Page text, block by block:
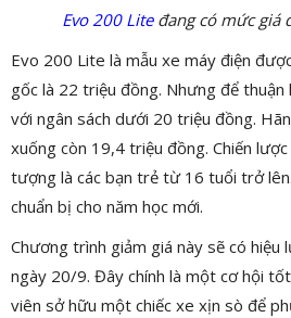
Evo 200 Liteđang có mức giá
Evo 200 Lite là mẫu xe máy điện
gốc là 22 triệu đồng. Nhưng để
với ngân sách dưới 20 triệu đồng.
xuống còn 19,4 triệu đồng. Chiến
tượng là các bạn trẻ từ 16 tuổi trở
chuẩn bị cho năm học mới.
Chương trình giảm giá này sẽ có
ngày 20/9. Đây chính là một cơ hội
viên sở hữu một chiếc xe xịn sò để